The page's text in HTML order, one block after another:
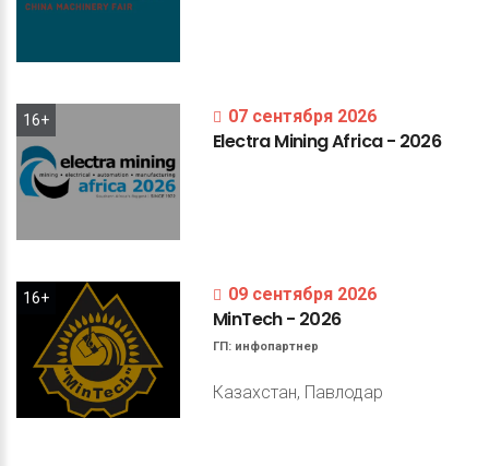
16+ 07 сентября 2026
ElectraMiningAfrica- 2026
16+ 09 сентября 2026
MinTech- 2026
ГП: инфопартнер
Казахстан, Павлодар